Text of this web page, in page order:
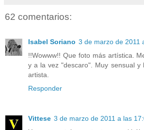
62 comentarios:
Isabel Soriano 3 de marzo de 2011
!!Wowww!! Que foto más artística.
y a la vez "descaro". Muy sensual y
artista.
Responder
Vittese 3 de marzo de 2011 a las